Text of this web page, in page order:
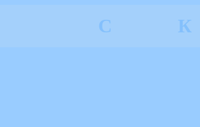
С К